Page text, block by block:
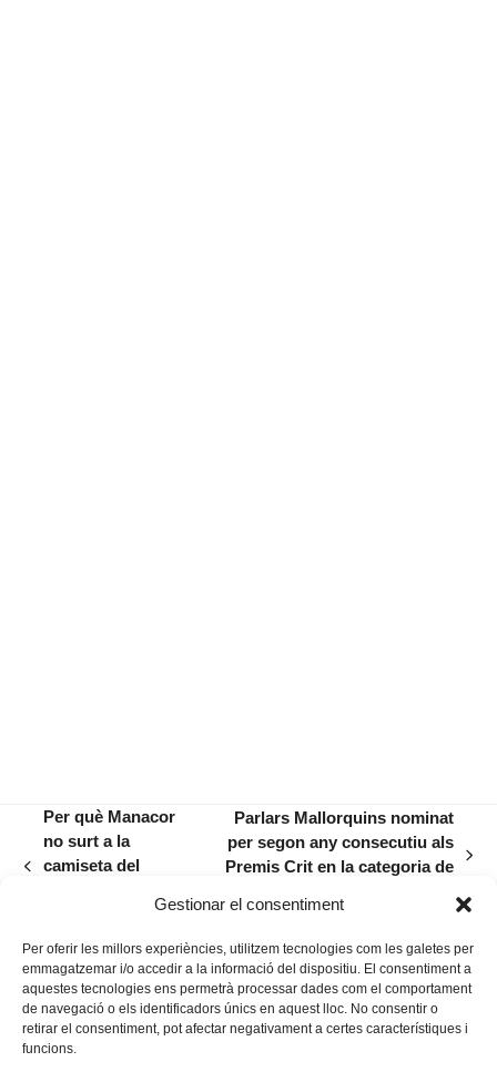
Gestionar el consentiment
Per oferir les millors experiències, utilitzem tecnologies com les galetes per
emmagatzemar i/o accedir a la informació del dispositiu. El consentiment a
aquestes tecnologies ens permetrà processar dades com el comportament
de navegació o els identificadors únics en aquest lloc. No consentir o
retirar el consentiment, pot afectar negativament a certes característiques i
funcions.
previous
Per què Manacor
no surt a la
camiseta del
next
Parlars Mallorquins nominat
per segon any consecutiu als
Premis Crit en la categoria de